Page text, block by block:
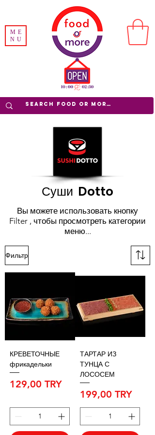
ME
NU
Суши Dotto
Вы можете использовать кнопку
Filter , чтобы просмотреть категории
меню...
Фильтр
КРЕВЕТОЧНЫЕ
фрикадельки
Цена
129,00 TRY
ТАРТАР ИЗ
ТУНЦА С
ЛОСОСЕМ
Цена
199,00 TRY